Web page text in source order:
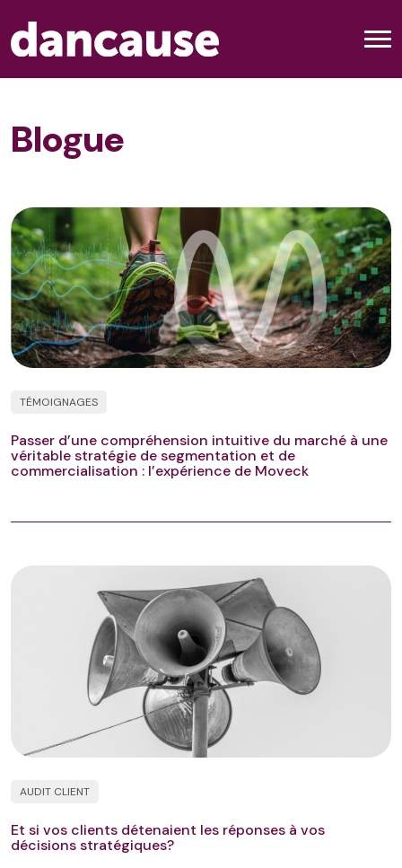
Blogue
TÉMOIGNAGES
Passer d’une compréhension intuitive du marché à une
véritable stratégie de segmentation et de
commercialisation : l’expérience de Moveck
AUDIT CLIENT
Et si vos clients détenaient les réponses à vos
décisions stratégiques?